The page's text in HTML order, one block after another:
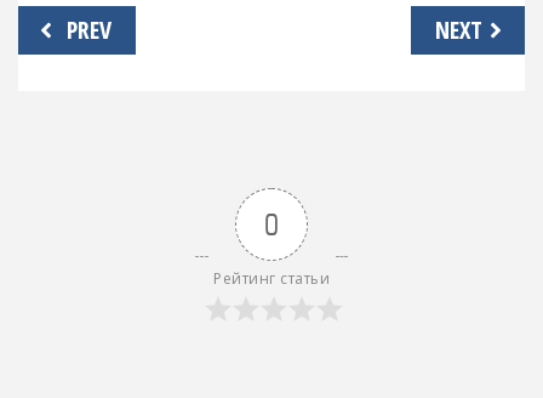
Навигация
по
PREV NEXT
0
Рейтинг статьи